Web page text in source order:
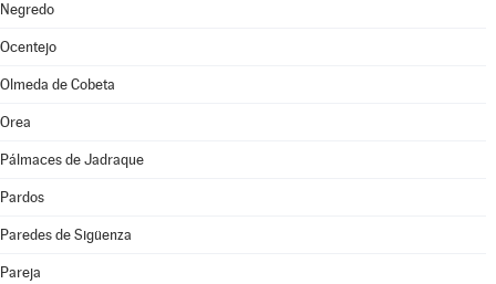
Negredo
Ocentejo
Olmeda de Cobeta
Orea
Pálmaces de Jadraque
Pardos
Paredes de Sigüenza
Pareja